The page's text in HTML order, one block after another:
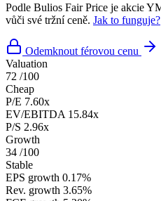
Podle Bulios Fair Price je akcie
vůči své tržní ceně. Jak to funguje?
Odemknout férovou cenu
Valuation
72 /100
Cheap
P/E 7.60x
EV/EBITDA 15.84x
P/S 2.96x
Growth
34 /100
Stable
EPS growth 0.17%
Rev. growth 3.65%